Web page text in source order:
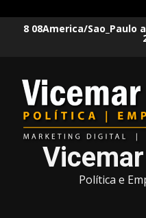
8 08America/Sao_Paulo
Política e